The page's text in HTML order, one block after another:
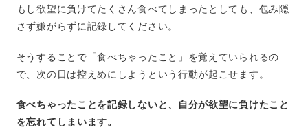
もし欲望に負けてたくさん食べてしまったとしても、包み隠
さず嫌がらずに記録してください。
そうすることで「食べちゃったこと」を覚えていられるの
で、次の日は控えめにしようという行動が起こせます。
食べちゃったことを記録しないと、自分が欲望に負けたこと
を忘れてしまいます。